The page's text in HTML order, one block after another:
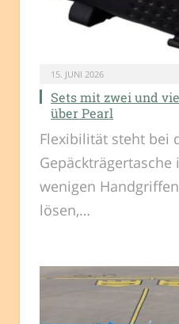
15. JUNI 2026
Sets mit zwei und
über Pearl
Flexibilität steht bei
wenigen
lösen,…